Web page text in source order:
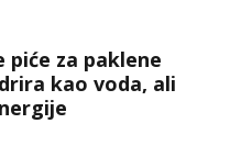
piće za paklene
kao voda, ali